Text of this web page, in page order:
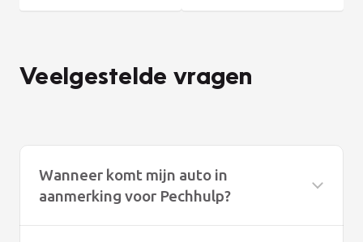
Veelgestelde vragen
Wanneer komt mijn auto in
aanmerking voor Pechhulp?